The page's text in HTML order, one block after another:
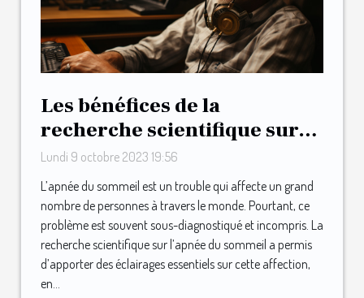
Les bénéfices de la
recherche scientifique sur
l'apnée du sommeil
Lundi 9 octobre 2023 19:56
L’apnée du sommeil est un trouble qui affecte un grand
nombre de personnes à travers le monde. Pourtant, ce
problème est souvent sous-diagnostiqué et incompris. La
recherche scientifique sur l’apnée du sommeil a permis
d’apporter des éclairages essentiels sur cette affection,
en...